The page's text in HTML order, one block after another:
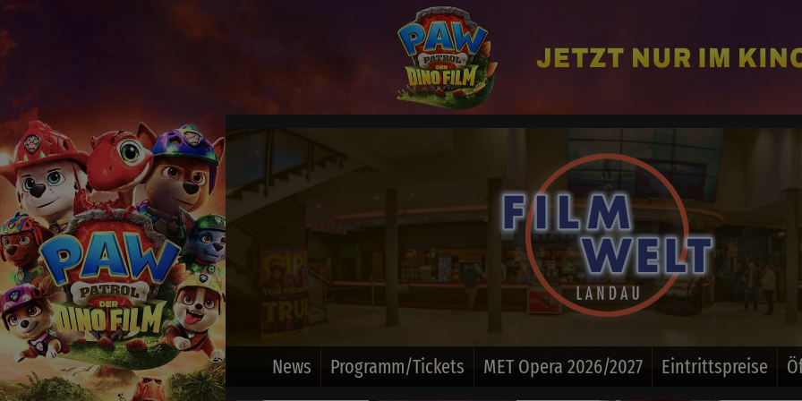
News Programm/Tickets MET Opera 2026/2027 Eintrittspreise